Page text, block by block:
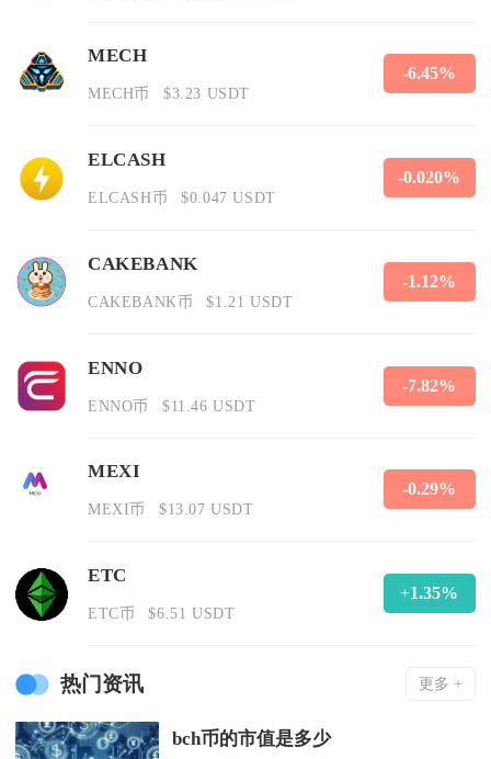
MECH
MECH币 $3.23 USDT
-6.45%
ELCASH
ELCASH币 $0.047 USDT
-0.020%
CAKEBANK
CAKEBANK币 $1.21 USDT
-1.12%
ENNO
ENNO币 $11.46 USDT
-7.82%
MEXI
MEXI币 $13.07 USDT
-0.29%
ETC
ETC币 $6.51 USDT
+1.35%
热门资讯 更多 +
bch币的市值是多少